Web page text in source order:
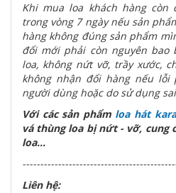
Khi mua loa khách hàng còn
trong vòng 7 ngày nếu sản
hàng không đúng sản phẩm
đổi mới phải còn nguyên
loa, không nứt vỡ, trầy xước,
không nhận đổi hàng nếu
người dùng hoặc do sử dụng
Với các sản phẩm loa hát
vá thùng loa bị nứt - vỡ, cung
loa...
Liên hệ: